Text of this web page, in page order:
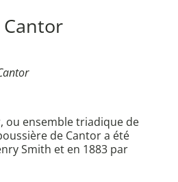
ou ensemble triadique de
de Cantor a été
Smith et en 1883 par